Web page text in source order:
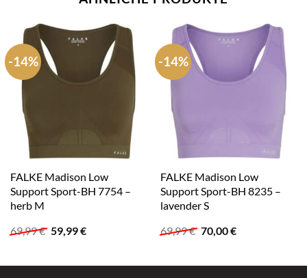
-14%
FALKE Madison Low
Support Sport-BH 7754 –
herb M
69,99€ Ursprünglicher
69,99 €
59,99€Aktueller
59,99 €.
-14%
FALKE Madison Low
Support Sport-BH 8235 –
lavender S
69,99€ Ursprünglicher
69,99 €
70,00€Aktueller
70,00 €.